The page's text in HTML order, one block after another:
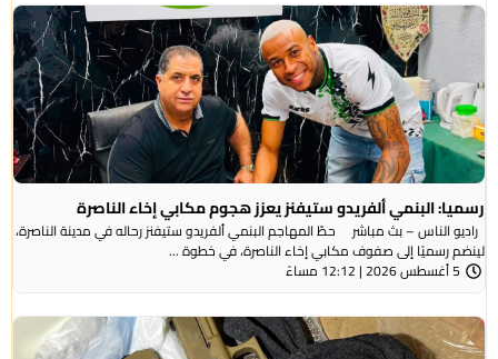
رسميا: البنمي ألفريدو ستيفنز يعزز هجوم مكابي إخاء الناصرة
راديو الناس – بث مباشر حطّ المهاجم البنمي ألفريدو ستيفنز رحاله في مدينة الناصرة،
لينضم رسميًا إلى صفوف مكابي إخاء الناصرة، في خطوة ...
5 أغسطس 2026 | 12:12 مساءً